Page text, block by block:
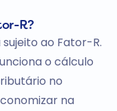
R?
ao Fator-R.
o cálculo
no
na